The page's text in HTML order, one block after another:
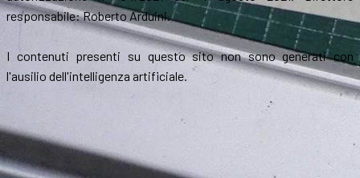
responsabile: Roberto Arduini.
I contenuti presenti su questo sito non sono generati con
l'ausilio dell'intelligenza artificiale.